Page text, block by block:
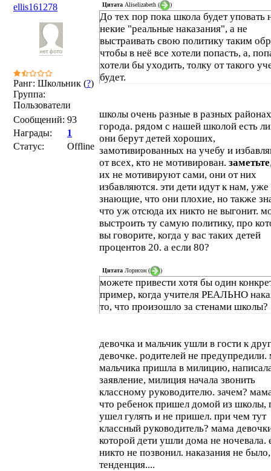
ellis161278
Ранг: Школьник (?)
Группа:
Пользователи
Сообщений: 93
Награды:
1
Статус:
Offline
Цитата Aliselizabeth ( )
До тех пор пока школа будет уповать
некие "реальные наказания", а не
выстраивать свою политику таким
чтобы в неё все хотели попасть, а,
хотели бы уходить, толку от такого
будет.
школы очень разные в разных районах
города. рядом с нашей школой есть
они берут детей хороших,
замотивированных на учебу и
от всех, кто не мотивирован. заметьте
их не мотивируют сами, они от них
избавляются. эти дети идут к нам, уже
знающие, что они плохие, но также
что уж отсюда их никто не выгонит.
выстроить ту самую политику, про
вы говорите, когда у вас таких детей
процентов 20. а если 80?
Цитата Лорисон ( )
можете привести хотя бы один
пример, когда учителя РЕАЛЬНО
то, что произошло за стенами школы?
девочка и мальчик ушли в гости к
девочке. родителей не предупредили.
мальчика пришла в милицию,
заявление, милиция начала звонить
классному руководителю. зачем?
что ребенок пришел домой из школы,
ушел гулять и не пришел. при чем тут
классный руководитель? мама
которой дети ушли дома не ночевала.
никто не позвонил. наказания не
тенденция....